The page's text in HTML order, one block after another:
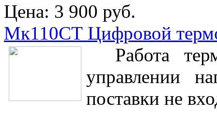
Цена: 3 900 руб.
Мк110СТ Цифровой
Работа
управлении
поставки не